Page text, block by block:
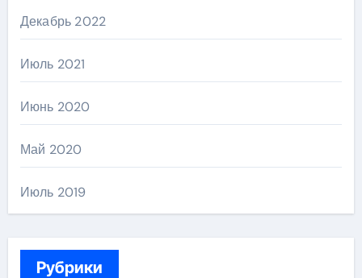
Декабрь 2022
Июль 2021
Июнь 2020
Май 2020
Июль 2019
Рубрики